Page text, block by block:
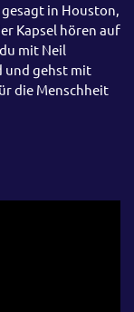
in Houston,
Kapsel hören auf
mit Neil
und gehst mit
die Menschheit